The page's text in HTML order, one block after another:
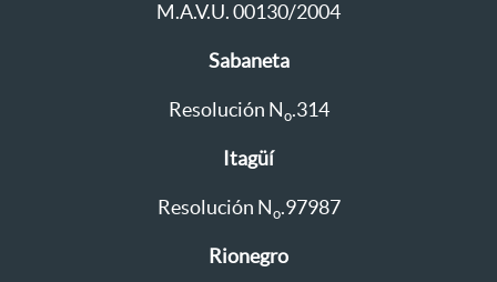
M.A.V.U. 00130/2004
Sabaneta
Resolución N o.314
Itagüí
Resolución N o.97987
Rionegro